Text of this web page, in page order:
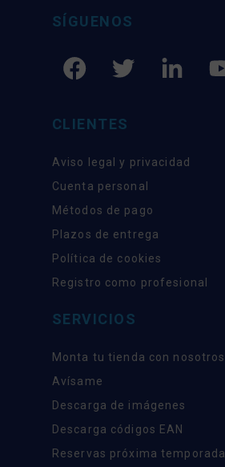
SÍGUENOS
CLIENTES
Aviso legal y privacidad
Cuenta personal
Métodos de pago
Plazos de entrega
Política de cookies
Registro como profesional
SERVICIOS
Monta tu tienda con nosotros
Avísame
Descarga de imágenes
Descarga códigos EAN
Reservas próxima temporada